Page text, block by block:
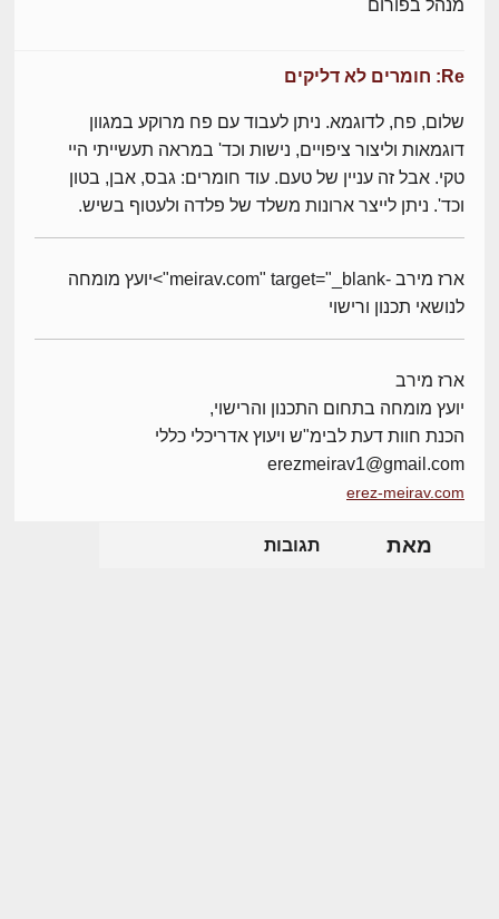
מנהל בפורום
Re: חומרים לא דליקים
שלום, פח, לדוגמא. ניתן לעבוד עם פח מרוקע במגוון
דוגמאות וליצור ציפויים, נישות וכד' במראה תעשייתי היי
טקי. אבל זה עניין של טעם. עוד חומרים: גבס, אבן, בטון
וכד'. ניתן לייצר ארונות משלד של פלדה ולעטוף בשיש.
ארז מירב -meirav.com" target="_blank">יועץ מומחה
לנושאי תכנון ורישוי
ארז מירב
יועץ מומחה בתחום התכנון והרישוי,
הכנת חוות דעת לבימ"ש ויעוץ אדריכלי כללי
erezmeirav1@gmail.com
erez-meirav.com
מאת תגובות